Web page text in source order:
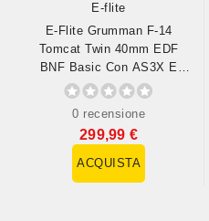
E-flite
E-Flite Grumman F-14
Tomcat Twin 40mm EDF
BNF Basic Con AS3X E
SAFE Select...
0 recensione
299,99 €
ACQUISTA